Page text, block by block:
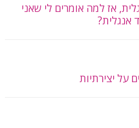
אז למה אומרים לי שאני
אנגלית?
על יצירתיות